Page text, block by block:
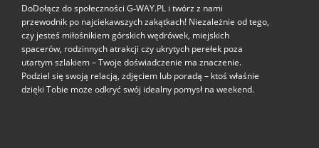
DoDołącz do społeczności G‑WAY.PL i twórz z nami
przewodnik po najciekawszych zakątkach! Niezależnie od tego,
czy jesteś miłośnikiem górskich wędrówek, miejskich
spacerów, rodzinnych atrakcji czy ukrytych perełek poza
utartym szlakiem – Twoje doświadczenie ma znaczenie.
Podziel się swoją relacją, zdjęciem lub poradą – ktoś właśnie
dzięki Tobie może odkryć swój idealny pomysł na weekend.